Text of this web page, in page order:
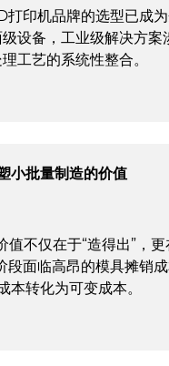
印机品牌的选型已成
设备，工业级解决方案
工艺的系统性整合。
小批量制造的价值
不仅在于“造得出”，更
段面临高昂的模具摊销
本转化为可变成本。